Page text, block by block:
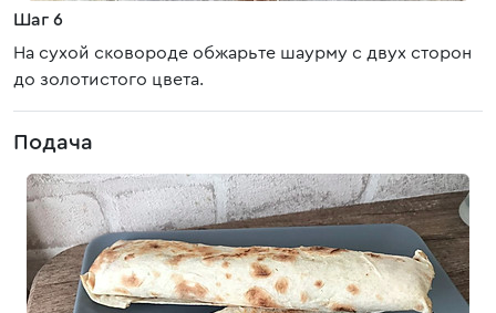
Шаг 6
На сухой сковороде обжарьте шаурму с двух сторон
до золотистого цвета.
Подача